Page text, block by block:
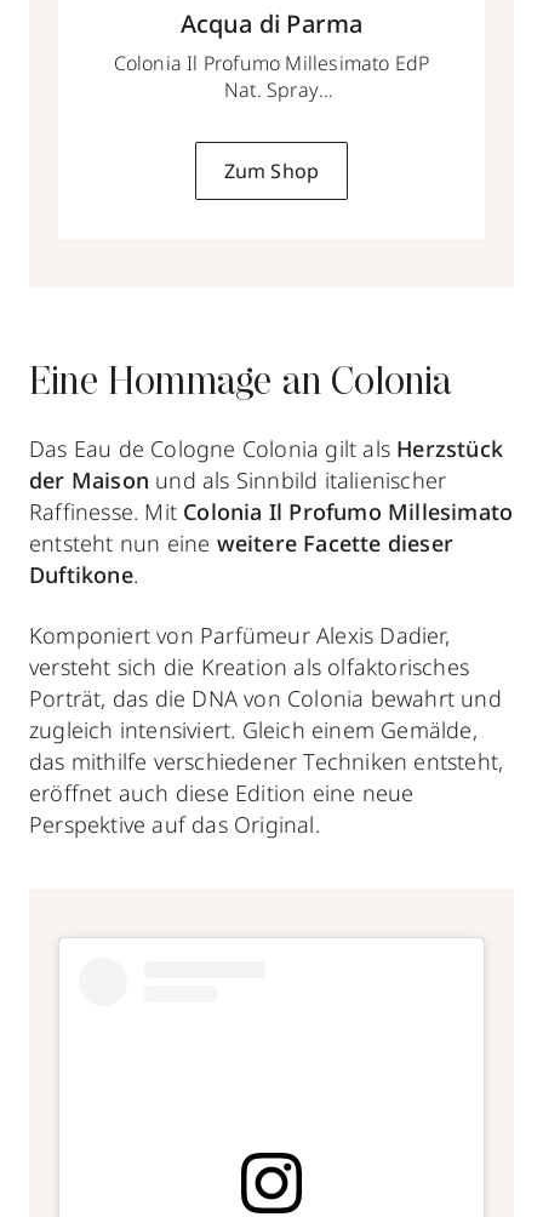
Acqua di Parma
Colonia Il Profumo Millesimato EdP
Nat. Spray
Zum Shop
Eine Hommage an Colonia
Das Eau de Cologne Colonia gilt als Herzstück
der Maison und als Sinnbild italienischer
Raffinesse. Mit Colonia Il Profumo Millesimato
entsteht nun eine weitere Facette dieser
Duftikone.
Komponiert von Parfümeur Alexis Dadier,
versteht sich die Kreation als olfaktorisches
Porträt, das die DNA von Colonia bewahrt und
zugleich intensiviert. Gleich einem Gemälde,
das mithilfe verschiedener Techniken entsteht,
eröffnet auch diese Edition eine neue
Perspektive auf das Original.